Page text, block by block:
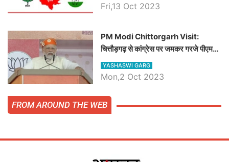
Fri,13 Oct 2023
PM Modi Chittorgarh Visit:
चित्तौड़गढ़ से कांग्रेस पर जमकर गरजे पीएम
मोदी, जाने प्रधानमंत्री के भाषण की बड़ी
बातें, देखें वीडियो
YASHASWI GARG
Mon,2 Oct 2023
FROM AROUND THE WEB